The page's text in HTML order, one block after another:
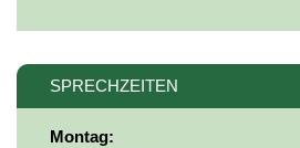
SPRECHZEITEN
Montag: